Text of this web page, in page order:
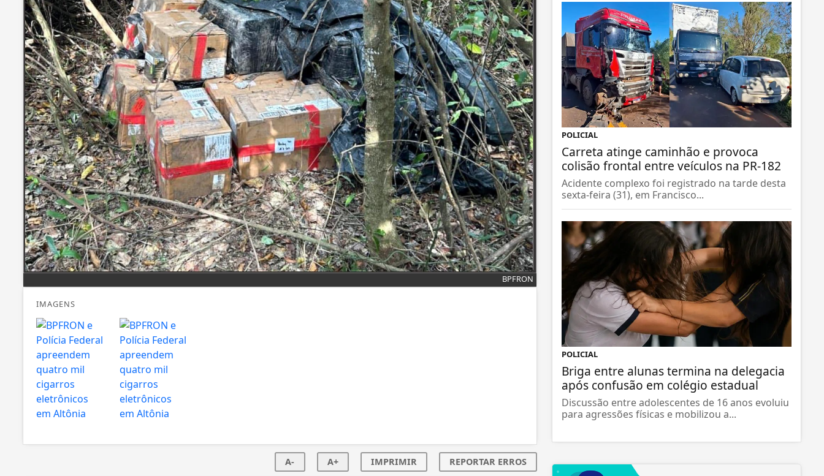
BPFRON
IMAGENS
A- A+ IMPRIMIR REPORTAR ERROS
POLICIAL
Carreta atinge caminhão e provoca
colisão frontal entre veículos na PR-182
Acidente complexo foi registrado na tarde desta
sexta-feira (31), em Francisco...
POLICIAL
Briga entre alunas termina na delegacia
após confusão em colégio estadual
Discussão entre adolescentes de 16 anos evoluiu
para agressões físicas e mobilizou a...